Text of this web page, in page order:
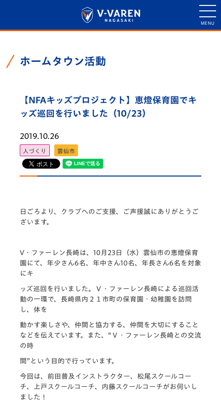
ホームタウン活動
【NFAキッズプロジェクト】恵燈保育園でキ
ッズ巡回を行いました（10/23）
2019.10.26
人づくり 雲仙市
日ごろより、クラブへのご支援、ご声援誠にありがとうご
ざいます。
V・ファーレン長崎は、10月23日（水）雲仙市の恵燈保育
園にて、年少さん6名、年中さん10名、年長さん6名を対象
にキ
ッズ巡回を行いました。Ｖ・ファーレン長崎による巡回活
動の一環で、長崎県内２１市町の保育園・幼稚園を訪問
し、体を
動かす楽しさや、仲間と協力する、仲間を大切にすること
などを伝えています。また、“Ｖ・ファーレン長崎との交流
の時
間”という目的で行っています。
今回は、前田普及インストラクター、松尾スクールコー
チ、上戸スクールコーチ、内藤スクールコーチがお伺いし
ました！